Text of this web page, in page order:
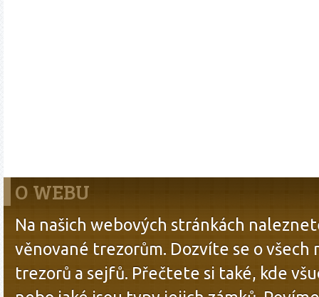
O WEBU
Na našich webových stránkách
věnované trezorům. Dozvíte se o všech
trezorů a sejfů. Přečtete si také, kde